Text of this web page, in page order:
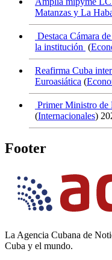
Matanzas y La
Destaca Cámara
la institución (
Reafirma Cuba
Euroasiática (
Primer Ministro de
(Internacionales)
Footer
La Agencia Cubana de
Cuba y el mundo.